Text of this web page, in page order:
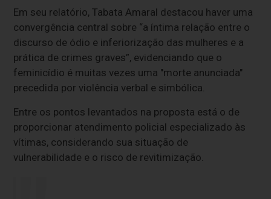
Em seu relatório, Tabata Amaral destacou haver uma
convergência central sobre “a íntima relação entre o
discurso de ódio e inferiorização das mulheres e a
prática de crimes graves”, evidenciando que o
feminicídio é muitas vezes uma "morte anunciada"
precedida por violência verbal e simbólica.
Entre os pontos levantados na proposta está o de
proporcionar atendimento policial especializado às
vítimas, considerando sua situação de
vulnerabilidade e o risco de revitimização.